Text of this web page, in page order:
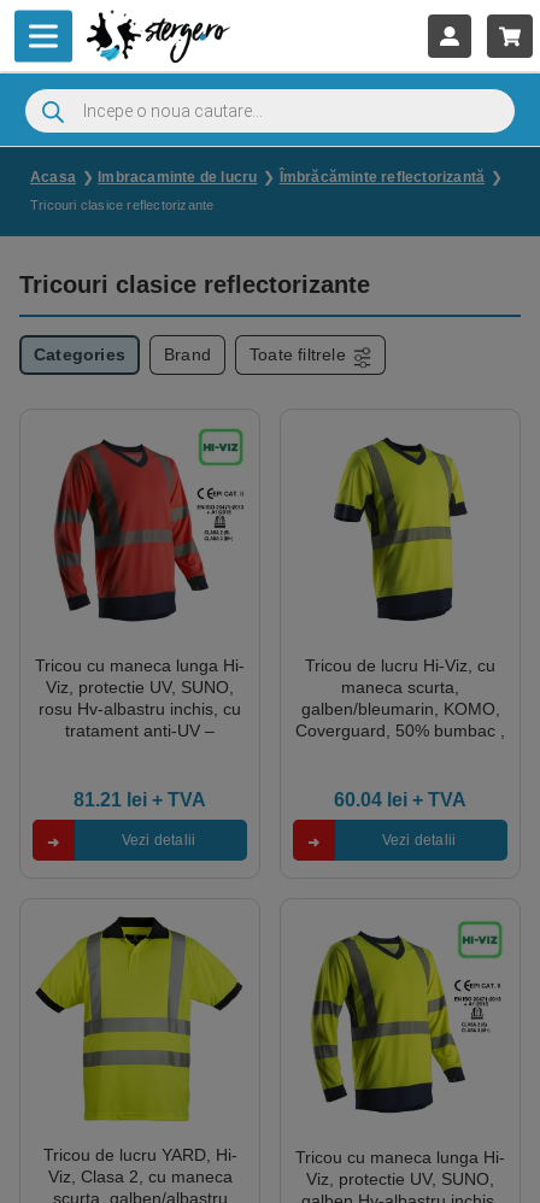
Acasa Imbracaminte de lucru Îmbrăcăminte reflectorizantă
Tricouri clasice reflectorizante
Tricouri clasice reflectorizante
Categories Brand Toate filtrele
Tricou cu maneca lunga Hi-
Viz, protectie UV, SUNO,
rosu Hv-albastru inchis, cu
tratament anti-UV –
81.21 lei + TVA
Vezi detalii
Tricou de lucru Hi-Viz, cu
maneca scurta,
galben/bleumarin, KOMO,
Coverguard, 50% bumbac ,
60.04 lei + TVA
Vezi detalii
Tricou de lucru YARD, Hi-
Viz, Clasa 2, cu maneca
scurta, galben/albastru
Tricou cu maneca lunga Hi-
Viz, protectie UV, SUNO,